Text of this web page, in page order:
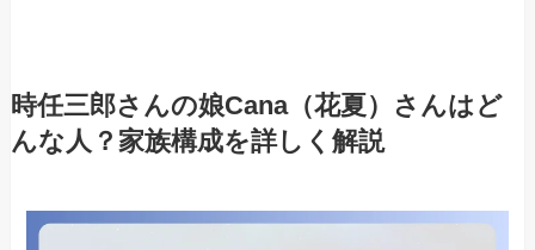
時任三郎さんの娘Cana（花夏）さんはど
んな人？家族構成を詳しく解説